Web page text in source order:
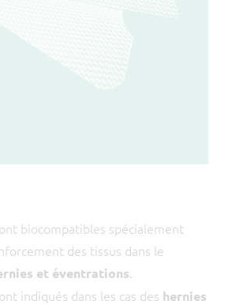
biocompatibles spécialement
des tissus dans le
et éventrations.
indiqués dans les cas des hernies